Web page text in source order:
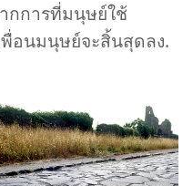
ก​การ​ที่​มนุษย์​ใช้​
อน​มนุษย์​จะ​สิ้น​สุด​ลง.